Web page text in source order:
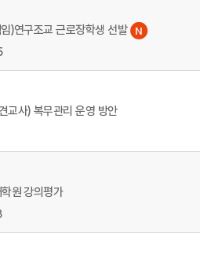
)연구조교 근로장학생 선발
교사) 복무관리 운영 방안
원 강의평가